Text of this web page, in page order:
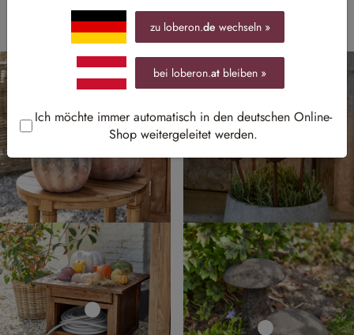
genießen
zu loberon.de wechseln »
bei loberon.at bleiben »
Ich möchte immer automatisch in den deutschen Online-
Shop weitergeleitet werden.